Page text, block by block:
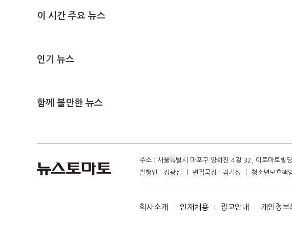
이 시간 주요 뉴스
인기 뉴스
함께 볼만한 뉴스
주소 : 서울특별시 마포구 양화진 4길 32, 이토마토
발행인 : 정광섭 ㅣ 편집국장 : 김기성 ㅣ 청소년보
회사소개 I 인재채용 I 광고안내 I 개인정보